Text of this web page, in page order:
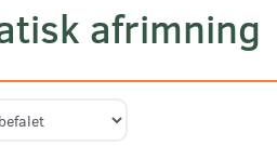
afrimning